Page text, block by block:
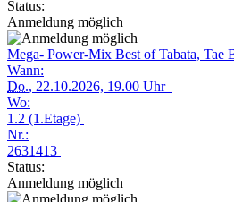
Status:
Anmeldung möglich
Mega- Power-Mix Best of Tabata, Tae
Wann:
Do., 22.10.2026, 19.00 Uhr
Wo:
1.2 (1.Etage)
Nr.:
2631413
Status:
Anmeldung möglich